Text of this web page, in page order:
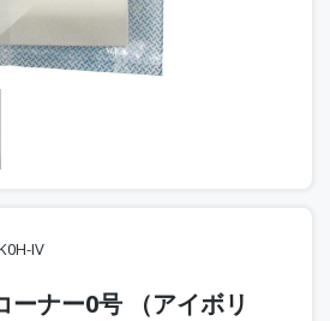
IV
ーナー0号 （アイボリ